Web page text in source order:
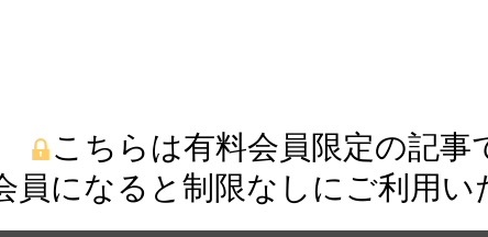
こちらは有料会員限定の記事
員になると制限なしにご利用い